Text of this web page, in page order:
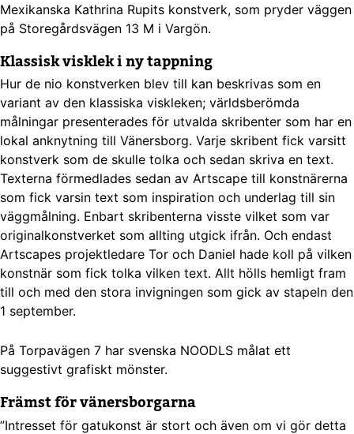
Mexikanska Kathrina Rupits konstverk, som pryder väggen
på Storegårdsvägen 13 M i Vargön.
Klassisk visklek i ny tappning
Hur de nio konstverken blev till kan beskrivas som en
variant av den klassiska viskleken; världsberömda
målningar presenterades för utvalda skribenter som har en
lokal anknytning till Vänersborg. Varje skribent fick varsitt
konstverk som de skulle tolka och sedan skriva en text.
Texterna förmedlades sedan av Artscape till konstnärerna
som fick varsin text som inspiration och underlag till sin
väggmålning. Enbart skribenterna visste vilket som var
originalkonstverket som allting utgick ifrån. Och endast
Artscapes projektledare Tor och Daniel hade koll på vilken
konstnär som fick tolka vilken text. Allt hölls hemligt fram
till och med den stora invigningen som gick av stapeln den
1 september.
På Torpavägen 7 har svenska NOODLS målat ett
suggestivt grafiskt mönster.
Främst för vänersborgarna
”Intresset för gatukonst är stort och även om vi gör detta